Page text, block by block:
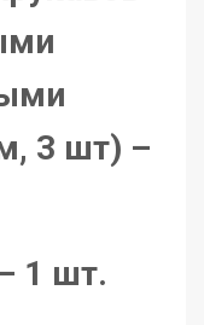
3 шт) –
1 шт.